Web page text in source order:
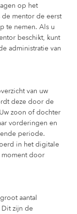
op het
mentor de eerst
te nemen. Als u
beschikt, kunt
administratie van
van uw
deze door de
zoon of dochter
vorderingen en
periode.
in het digitale
moment door
aantal
zijn de